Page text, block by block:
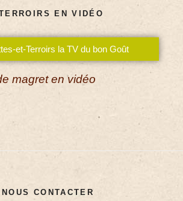
EN VIDÉO
et-Terroirs la TV du bon Goût
magret en vidéo
CONTACTER